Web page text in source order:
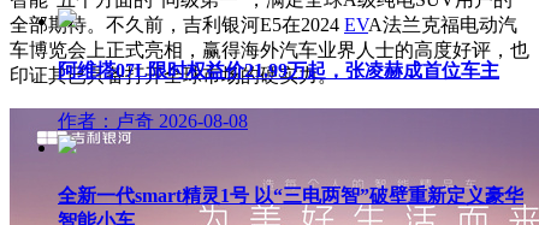
全部期待。不久前，吉利银河E5在2024 EVA法兰克福电动汽
车博览会上正式亮相，赢得海外汽车业界人士的高度好评，也
印证其已具备打开全球市场的硬实力。
阿维塔07L限时权益价21.99万起，张凌赫成首位车主
作者：卢奇 2026-08-08
全新一代smart精灵1号 以“三电两智”破壁重新定义豪华
智能小车